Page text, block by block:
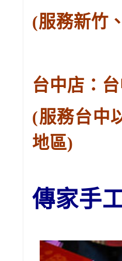
(服務新竹
台中店：
(服務台中
地區)
傳家手